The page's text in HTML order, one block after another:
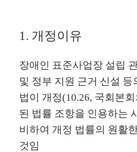
1. 개정이유
장애인 표준사업장 설립
및 정부 지원 근거 신설
법이 개정(10.26, 국회본
된 법률 조항을 인용하는
비하여 개정 법률의 원활
것임